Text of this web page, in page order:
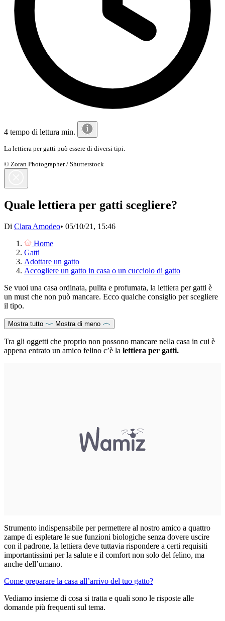
4 tempo di lettura min.
La lettiera per gatti può essere di diversi tipi.
© Zoran Photographer / Shutterstock
Quale lettiera per gatti scegliere?
Di Clara Amodeo• 05/10/21, 15:46
Home
Gatti
Adottare un gatto
Accogliere un gatto in casa o un cucciolo di gatto
Se vuoi una casa ordinata, pulita e profumata, la lettiera per gatti è
un must che non può mancare. Ecco qualche consiglio per scegliere
il tipo.
Mostra tutto Mostra di meno
Tra gli oggetti che proprio non possono mancare nella casa in cui è
appena entrato un amico felino c’è la lettiera per gatti.
Strumento indispensabile per permettere al nostro amico a quattro
zampe di espletare le sue funzioni biologiche senza dovere uscire
con il padrone, la lettiera deve tuttavia rispondere a certi requisiti
importantissimi per la salute e il comfort non solo del felino, ma
anche dell’umano.
Come preparare la casa all’arrivo del tuo gatto?
Vediamo insieme di cosa si tratta e quali sono le risposte alle
domande più frequenti sul tema.